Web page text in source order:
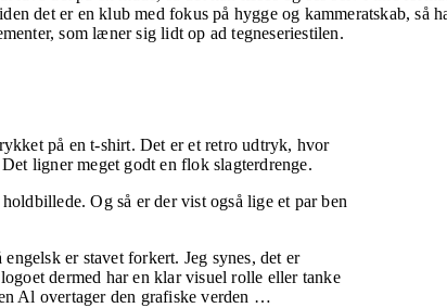
det er en klub med fokus på hygge og kamme­ratskab, så
som læner sig lidt op ad tegneseriestilen.
på en t-shirt. Det er et retro ud­tryk, hvor
ligner meget godt en flok slagterdrenge.
Og så er der vist også lige et par ben
er stavet forkert. Jeg synes, det er
dermed har en klar visuel rolle eller tanke
Al overtager den grafiske verden …